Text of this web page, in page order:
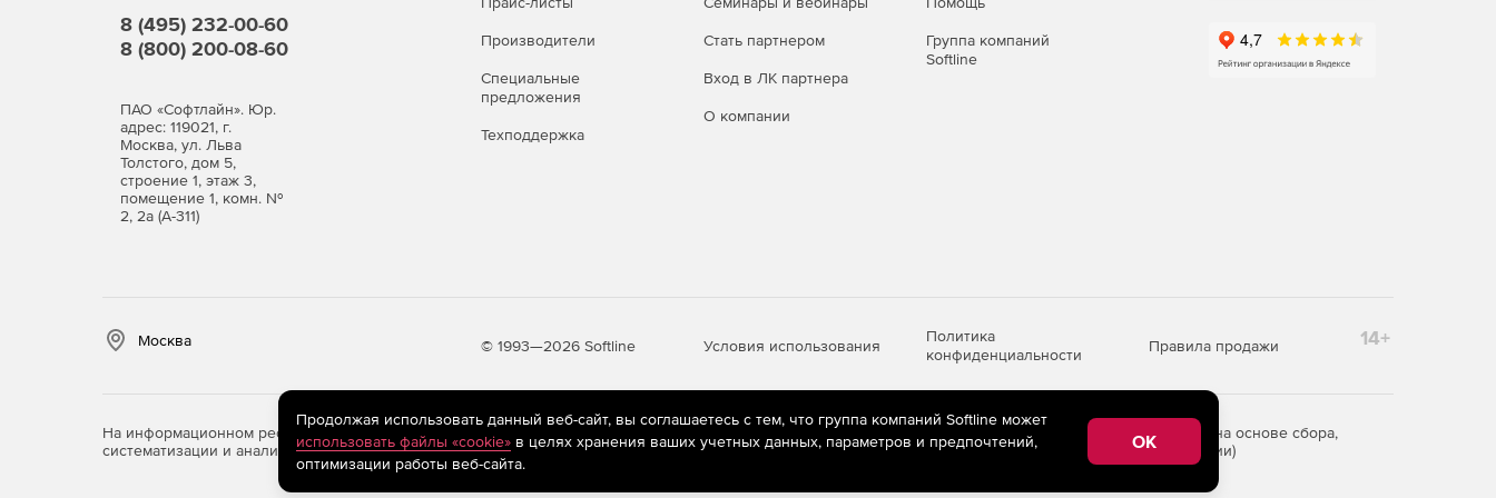
Радиально-поршневые насосы с клапанным распределением.
Регулировка радиально-поршневых насосов с золотниковым распределением.
Поршневые насосы
Общие сведения.
Общие сведения.
Классификация центробежных насосов.
8 (495) 232-00-60
8 (800) 200-08-60
ПАО «Софтлайн». Юр.
адрес: 119021, г.
Москва, ул. Льва
Толстого, дом 5,
строение 1, этаж 3,
помещение 1, комн. №
2, 2а (А-311)
Производители
Специальные
предложения
Техподдержка
Стать партнером
Вход в ЛК партнера
О компании
Группа компаний
Softline
Москва © 1993—2026 Softline Условия использования
Политика
конфиденциальности
Правила продажи 14+
На информационном ресурсе store.softline.ru применяются рекомендательные технологии
(информационные технологии предоставления информации на основе сбора,
систематизации и анализа сведений, относящихся к предпочтениям пользователей сети «Интернет», находящихся на территории Российской Федерации)
Продолжая использовать данный веб-сайт, вы соглашаетесь с тем, что группа компаний Softline может
использовать файлы «cookie»в целях хранения ваших учетных данных, параметров и предпочтений,
оптимизации работы веб-сайта.
OK